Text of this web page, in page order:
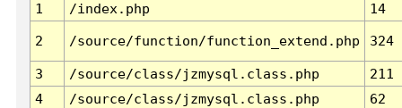
1
/index.php 14
2 /source/function/function_extend.php 324
3 /source/class/jzmysql.class.php
211
4
/source/class/jzmysql.class.php
62